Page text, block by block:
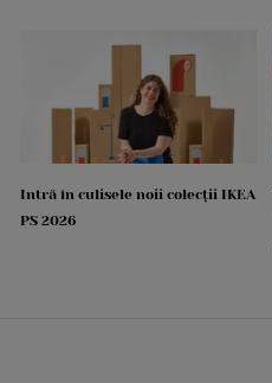
Intră în culisele noii colecții IKEA
PS 2026